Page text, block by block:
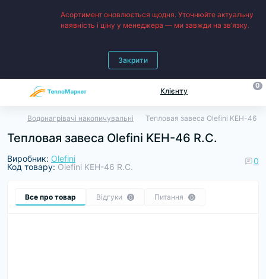
Асортимент оновлюється щодня. Уточнюйте актуальну
наявність і ціну у менеджера — ми завжди на зв’язку.
Закрити
Клієнту
0
Водонагрівачі накопичувальні Тепловая завеса Olefini KEH-46
Тепловая завеса Olefini KEH-46 R.C.
Виробник: Olefini
Код товару: Olefini KEH-46 R.C.
0
Все про товар Відгуки 0 Питання 0